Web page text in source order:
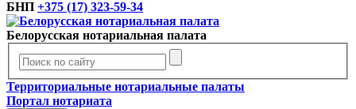
БНП +375 (17) 323-59-34
Белорусская нотариальная палата
Территориальные нотариальные палаты
Портал нотариата